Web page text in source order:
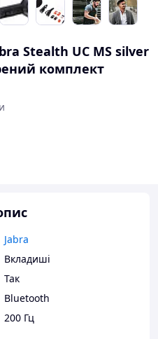
Stealth UC MS silver
комплект
Jabra
Вкладиші
Так
Bluetooth
200 Гц